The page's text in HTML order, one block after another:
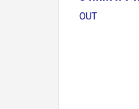
návin
OUT